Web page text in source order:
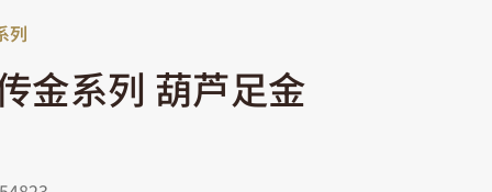
列
金系列 葫芦足金